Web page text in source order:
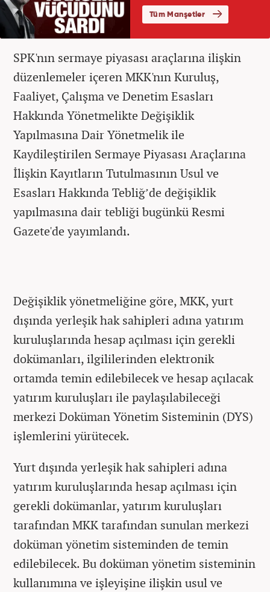
SPK'nın sermaye piyasası araçlarına ilişkin
düzenlemeler içeren MKK'nın Kuruluş,
Faaliyet, Çalışma ve Denetim Esasları
Hakkında Yönetmelikte Değişiklik
Yapılmasına Dair Yönetmelik ile
Kaydileştirilen Sermaye Piyasası Araçlarına
İlişkin Kayıtların Tutulmasının Usul ve
Esasları Hakkında Tebliğ’de değişiklik
yapılmasına dair tebliği bugünkü Resmi
Gazete'de yayımlandı.
Değişiklik yönetmeliğine göre, MKK, yurt
dışında yerleşik hak sahipleri adına yatırım
kuruluşlarında hesap açılması için gerekli
dokümanları, ilgililerinden elektronik
ortamda temin edilebilecek ve hesap açılacak
yatırım kuruluşları ile paylaşılabileceği
merkezi Doküman Yönetim Sisteminin (DYS)
işlemlerini yürütecek.
Yurt dışında yerleşik hak sahipleri adına
yatırım kuruluşlarında hesap açılması için
gerekli dokümanlar, yatırım kuruluşları
tarafından MKK tarafından sunulan merkezi
doküman yönetim sisteminden de temin
edilebilecek. Bu doküman yönetim sisteminin
kullanımına ve işleyişine ilişkin usul ve